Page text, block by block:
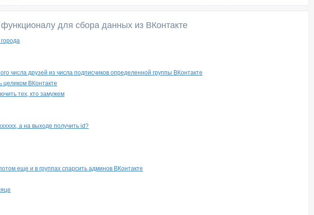
для сбора данных из ВКонтакте
числа друзей из числа подписчиков определенной группы ВКонтакте
целиком ВКонтакте
тех, кто замужем
а на выходе получить id?
еще и в группах спарсить админов ВКонтакте